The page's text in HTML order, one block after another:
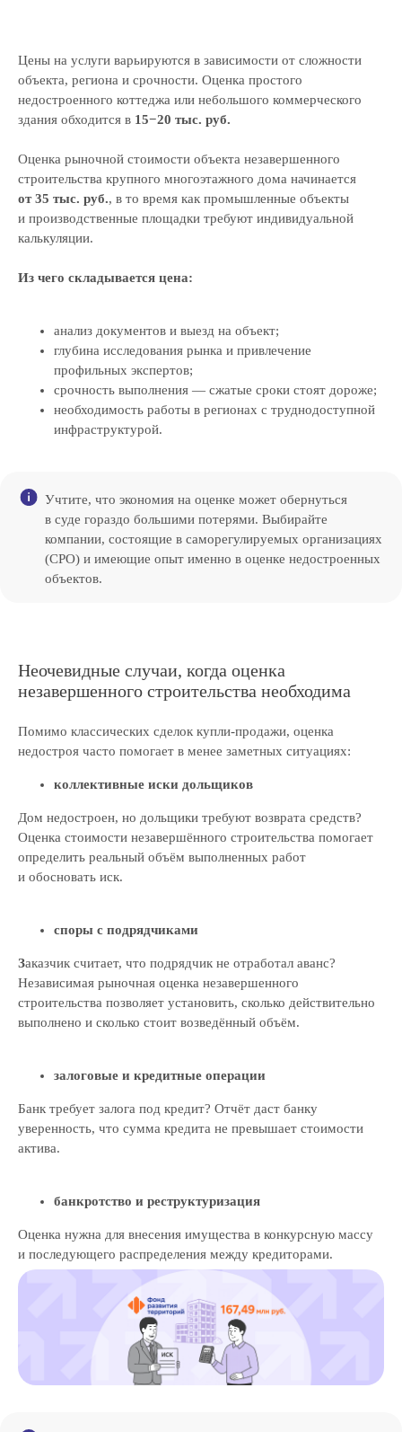
Цены на услуги варьируются в зависимости от сложности
объекта, региона и срочности. Оценка простого
недостроенного коттеджа или небольшого коммерческого
здания обходится в 15−20 тыс. руб.
Оценка рыночной стоимости объекта незавершенного
строительства крупного многоэтажного дома начинается
от 35 тыс. руб., в то время как промышленные объекты
и производственные площадки требуют индивидуальной
калькуляции.
Из чего складывается цена:
анализ документов и выезд на объект;
глубина исследования рынка и привлечение
профильных экспертов;
срочность выполнения — сжатые сроки стоят дороже;
необходимость работы в регионах с труднодоступной
инфраструктурой.
Учтите, что экономия на оценке может обернуться
в суде гораздо большими потерями. Выбирайте
компании, состоящие в саморегулируемых организациях
(СРО) и имеющие опыт именно в оценке недостроенных
объектов.
Неочевидные случаи, когда оценка
незавершенного строительства необходима
Помимо классических сделок купли-продажи, оценка
недостроя часто помогает в менее заметных ситуациях:
коллективные иски дольщиков
Дом недостроен, но дольщики требуют возврата средств?
Оценка стоимости незавершённого строительства помогает
определить реальный объём выполненных работ
и обосновать иск.
споры с подрядчиками
Заказчик считает, что подрядчик не отработал аванс?
Независимая рыночная оценка незавершенного
строительства позволяет установить, сколько действительно
выполнено и сколько стоит возведённый объём.
залоговые и кредитные операции
Банк требует залога под кредит? Отчёт даст банку
уверенность, что сумма кредита не превышает стоимости
актива.
банкротство и реструктуризация
Оценка нужна для внесения имущества в конкурсную массу
и последующего распределения между кредиторами.
Даю свое согласие наобработку
персональных данных
инфмационных материалов
и предложим экспертные решения для ваших